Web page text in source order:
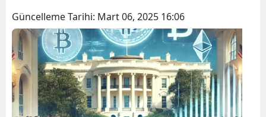
Güncelleme Tarihi: Mart 06, 2025 16:06